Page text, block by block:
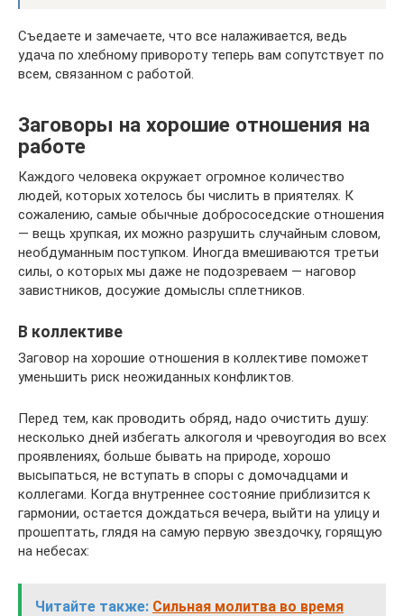
Съедаете и замечаете, что все налаживается, ведь
удача по хлебному привороту теперь вам сопутствует по
всем, связанном с работой.
Заговоры на хорошие отношения на
работе
Каждого человека окружает огромное количество
людей, которых хотелось бы числить в приятелях. К
сожалению, самые обычные добрососедские отношения
— вещь хрупкая, их можно разрушить случайным словом,
необдуманным поступком. Иногда вмешиваются третьи
силы, о которых мы даже не подозреваем — наговор
завистников, досужие домыслы сплетников.
В коллективе
Заговор на хорошие отношения в коллективе поможет
уменьшить риск неожиданных конфликтов.
Перед тем, как проводить обряд, надо очистить душу:
несколько дней избегать алкоголя и чревоугодия во всех
проявлениях, больше бывать на природе, хорошо
высыпаться, не вступать в споры с домочадцами и
коллегами. Когда внутреннее состояние приблизится к
гармонии, остается дождаться вечера, выйти на улицу и
прошептать, глядя на самую первую звездочку, горящую
на небесах:
Читайте также: Сильная молитва во время